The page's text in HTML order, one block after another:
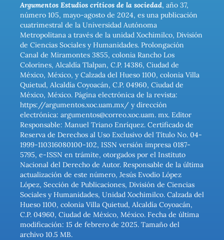
Argumentos Estudios críticos de la sociedad, año 37,
número 105, mayo-agosto de 2024, es una publicación
cuatrimestral de la Universidad Autónoma
Metropolitana a través de la unidad Xochimilco, División
de Ciencias Sociales y Humanidades. Prolongación
Canal de Miramontes 3855, colonia Rancho Los
Colorines, Alcaldía Tlalpan, C.P. 14386, Ciudad de
México, México, y Calzada del Hueso 1100, colonia Villa
Quietud, Alcaldía Coyoacán, C.P. 04960, Ciudad de
México, México. Página electrónica de la revista:
https://argumentos.xoc.uam.mx/ y dirección
electrónica: argumentos@correo.xoc.uam. mx. Editor
Responsable: Manuel Triano Enríquez. Certificado de
Reserva de Derechos al Uso Exclusivo del Título No. 04-
1999-110316080100-102, ISSN versión impresa 0187-
5795, e-ISSN en trámite, otorgados por el Instituto
Nacional del Derecho de Autor. Responsable de la última
actualización de este número, Jesús Evodio López
López, Sección de Publicaciones, División de Ciencias
Sociales y Humanidades, Unidad Xochimilco. Calzada del
Hueso 1100, colonia Villa Quietud, Alcaldía Coyoacán,
C.P. 04960, Ciudad de México, México. Fecha de última
modificación: 15 de febrero de 2025. Tamaño del
archivo 10.5 MB.